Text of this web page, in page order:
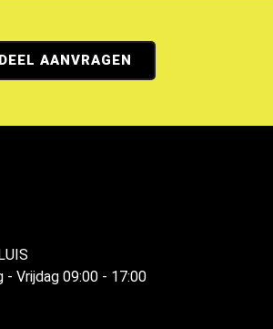
AANVRAGEN
- Vrijdag 09:00 - 17:00